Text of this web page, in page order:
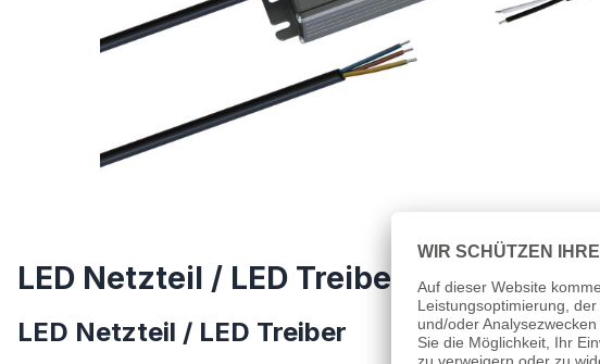
LED Netzteil / LED Treiber 150W-MM-
LED Netzteil / LED Treiber